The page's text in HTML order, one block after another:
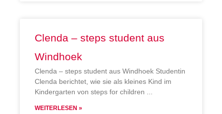
Clenda – steps student aus
Windhoek
Clenda – steps student aus Windhoek Studentin
Clenda berichtet, wie sie als kleines Kind im
Kindergarten von steps for children
WEITERLESEN »